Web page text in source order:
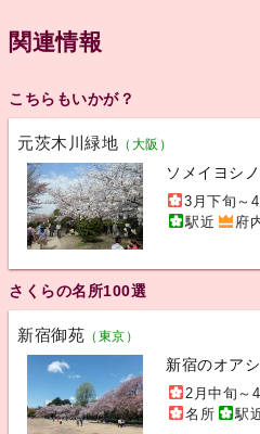
関連情報
こちらもいかが？
元茨木川緑地 （大阪）
ソメイヨシ
3月下旬～
駅近
府
さくらの名所100選
新宿御苑 （東京）
新宿のオア
2月中旬～
名所
駅